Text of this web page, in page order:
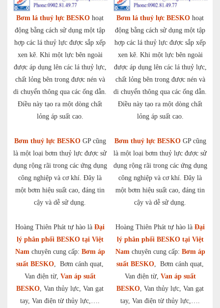
Bơm lá thuỷ lực BESKO hoạt
động bằng cách sử dụng một tập
hợp các lá thuỷ lực được sắp xếp
xen kẽ. Khi một lực bên ngoài
được áp dụng lên các lá thuỷ lực,
chất lỏng bên trong được nén và
di chuyển thông qua các ống dẫn.
Điều này tạo ra một dòng chất
lỏng áp suất cao.
Bơm thuỷ lực BESKOGP cũng
là một loại bơm thuỷ lực được sử
dụng rộng rãi trong các ứng dụng
công nghiệp và cơ khí. Đây là
một bơm hiệu suất cao, đáng tin
cậy và dễ sử dụng.
Hoàng Thiên Phát tự hào là Đại
lý phân phối BESKO tại Việt
Namchuyên cung cấp: Bơm áp
suất BESKO, Bơm cánh quạt,
Van điện từ, Van áp suất
BESKO, Van thủy lực, Van gạt
tay, Van điện từ thủy lực,….
Bơm lá thuỷ lực BESKO hoạt
động bằng cách sử dụng một tập
hợp các lá thuỷ lực được sắp xếp
xen kẽ. Khi một lực bên ngoài
được áp dụng lên các lá thuỷ lực,
chất lỏng bên trong được nén và
di chuyển thông qua các ống dẫn.
Điều này tạo ra một dòng chất
lỏng áp suất cao.
Bơm thuỷ lực BESKOGP cũng
là một loại bơm thuỷ lực được sử
dụng rộng rãi trong các ứng dụng
công nghiệp và cơ khí. Đây là
một bơm hiệu suất cao, đáng tin
cậy và dễ sử dụng.
Hoàng Thiên Phát tự hào là Đại
lý phân phối BESKO tại Việt
Namchuyên cung cấp: Bơm áp
suất BESKO, Bơm cánh quạt,
Van điện từ, Van áp suất
BESKO, Van thủy lực, Van gạt
tay, Van điện từ thủy lực,….